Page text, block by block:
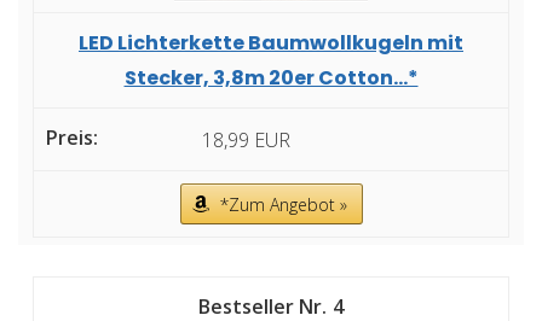
LED Lichterkette Baumwollkugeln mit
Stecker, 3,8m 20er Cotton...*
18,99 EUR
*Zum Angebot »
4